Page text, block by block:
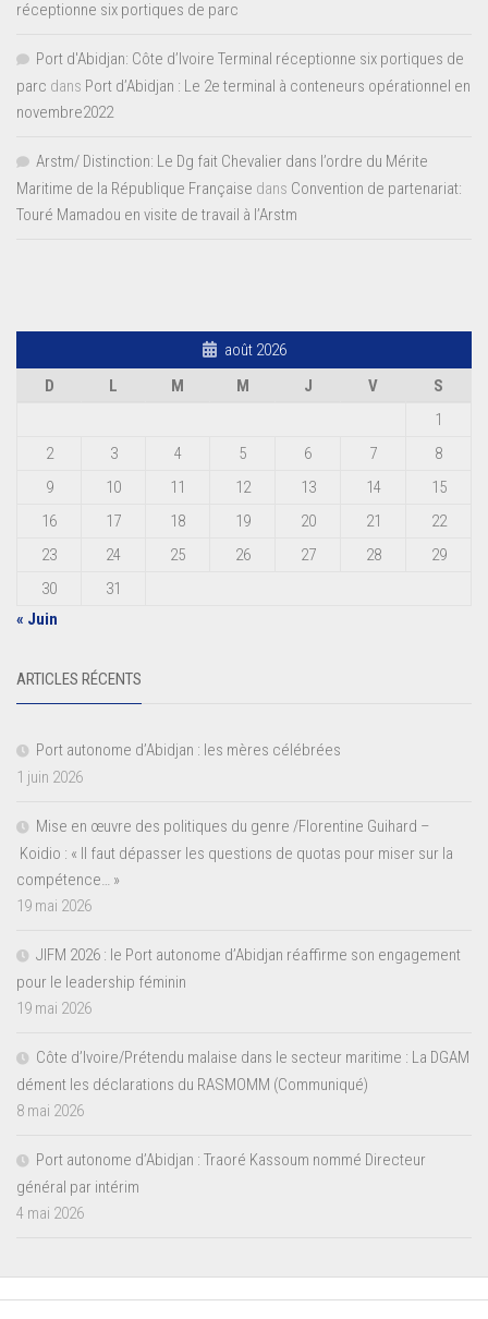
réceptionne six portiques de parc
Port d'Abidjan: Côte d’Ivoire Terminal réceptionne six portiques de
parc dans Port d’Abidjan : Le 2e terminal à conteneurs opérationnel en
novembre2022
Arstm/ Distinction: Le Dg fait Chevalier dans l’ordre du Mérite
Maritime de la République Française dans Convention de partenariat:
Touré Mamadou en visite de travail à l’Arstm
août 2026
D
L M M J V
S
1
2
3 4 5 6 7
8
9
10 11 12 13 14
15
16
17 18 19 20 21
22
23
24 25 26 27 28
29
30
31
« Juin
ARTICLES RÉCENTS
Port autonome d’Abidjan : les mères célébrées
1 juin 2026
Mise en œuvre des politiques du genre /Florentine Guihard –
Koidio : « Il faut dépasser les questions de quotas pour miser sur la
compétence… »
19 mai 2026
JIFM 2026 : le Port autonome d’Abidjan réaffirme son engagement
pour le leadership féminin
19 mai 2026
Côte d’Ivoire/Prétendu malaise dans le secteur maritime : La DGAM
dément les déclarations du RASMOMM (Communiqué)
8 mai 2026
Port autonome d’Abidjan : Traoré Kassoum nommé Directeur
général par intérim
4 mai 2026